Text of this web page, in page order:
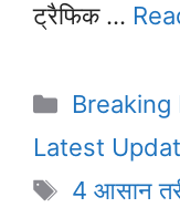
ट्रैफिक …
Breaking
Latest
Tags
4 आसान